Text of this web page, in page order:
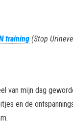
training (Stop
van mijn dag
en de